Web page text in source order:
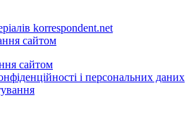
korrespondent.net
сайтом
сайтом
і персональних даних